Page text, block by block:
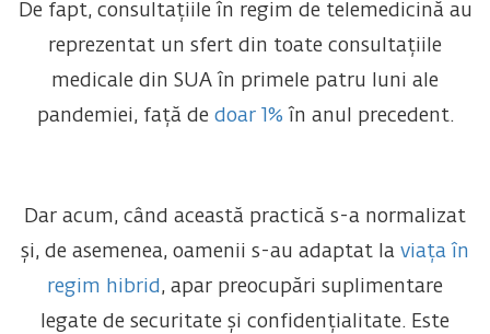
De fapt, consultațiile în regim de telemedicină au
reprezentat un sfert din toate consultațiile
medicale din SUA în primele patru luni ale
pandemiei, față de doar 1% în anul precedent.
Dar acum, când această practică s-a normalizat
și, de asemenea, oamenii s-au adaptat la viața în
regim hibrid , apar preocupări suplimentare
legate de securitate și confidențialitate. Este